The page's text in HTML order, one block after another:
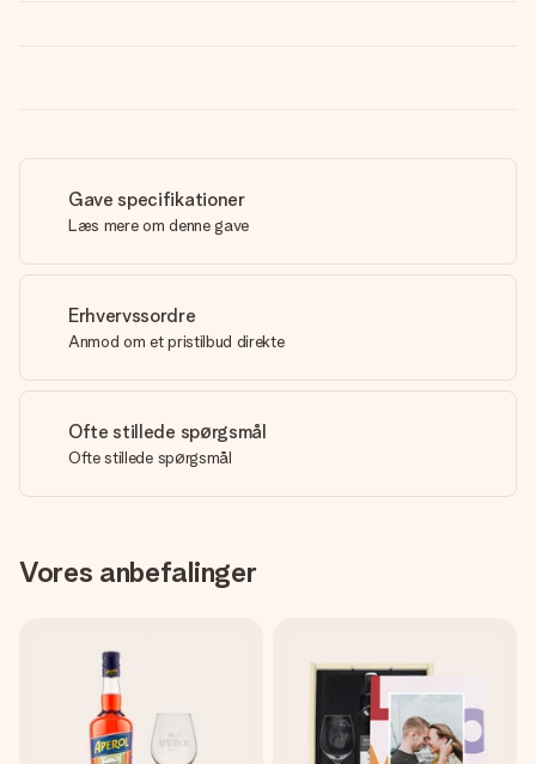
Gave specifikationer
Læs mere om denne gave
Erhvervssordre
Anmod om et pristilbud direkte
Ofte stillede spørgsmål
Ofte stillede spørgsmål
Vores anbefalinger